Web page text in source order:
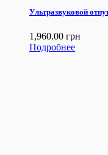
Ультразвуковой
1,960.00 грн
Подробнее